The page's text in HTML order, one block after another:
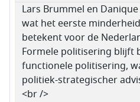
Lars Brummel en
wat het eerste
betekent voor de
Formele politisering blijft
functionele politisering,
politiek-strategischer
<br />